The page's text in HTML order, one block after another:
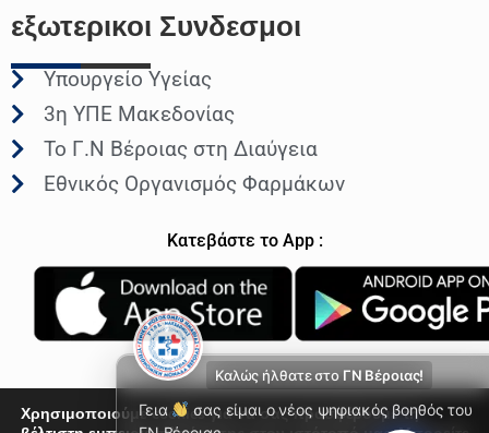
εξωτερικοι Συνδεσμοι
Υπουργείο Υγείας
3η ΥΠΕ Μακεδονίας
Το Γ.Ν Βέροιας στη Διαύγεια
Εθνικός Οργανισμός Φαρμάκων
Κατεβάστε το App :
Καλώς ήλθατε στο ΓΝ Βέροιας!
Γεια
σας είμαι ο νέος ψηφιακός βοηθός του
Χρησιμοποιούμε cookies για να σας προσφέρουμε τη